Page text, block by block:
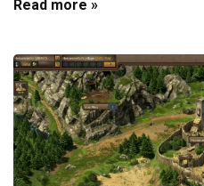
Read more »